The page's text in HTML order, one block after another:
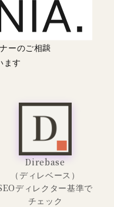
ーのご相談
ます
Direbase
（ディレベース）
ディレクター基準で
チェック